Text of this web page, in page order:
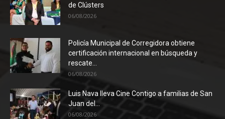
de Clústers
06/08/2026
Policía Municipal de Corregidora obtiene
certificación internacional en búsqueda y
rescate...
06/08/2026
Luis Nava lleva Cine Contigo a familias de San
Juan del...
06/08/2026